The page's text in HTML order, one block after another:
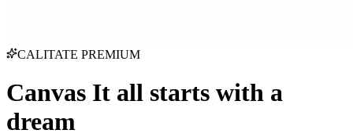
CALITATE PREMIUM
Canvas It all starts with a
dream